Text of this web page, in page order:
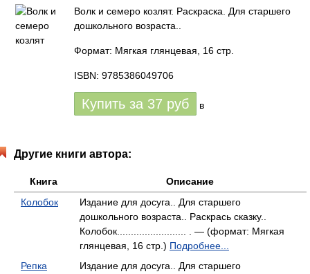
Волк и семеро козлят. Раскраска. Для старшего
дошкольного возраста..
Формат: Мягкая глянцевая, 16 стр.
ISBN: 9785386049706
Купить за 37 руб в
Другие книги автора:
Книга
Описание
Колобок
Издание для досуга.. Для старшего
дошкольного возраста.. Раскрась сказку..
Колобок......................... . — (формат: Мягкая
глянцевая, 16 стр.) Подробнее...
Репка
Издание для досуга.. Для старшего